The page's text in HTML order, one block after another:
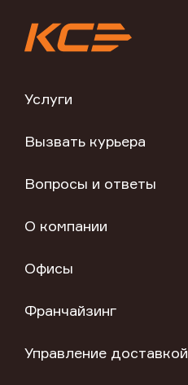
Услуги
Вызвать курьера
Вопросы и ответы
О компании
Офисы
Франчайзинг
Управление доставкой